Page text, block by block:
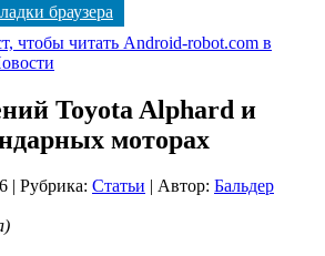
браузера
чтобы читать Android-robot.com в
Toyota Alphard и
моторах
| Рубрика: Статьи | Автор: Бальдер